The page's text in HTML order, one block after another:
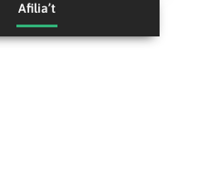
Afilia’t